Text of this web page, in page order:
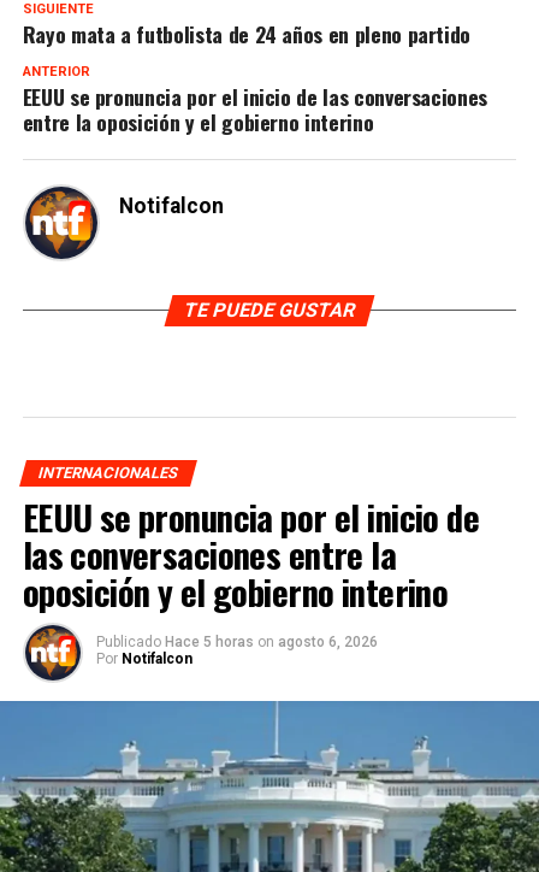
SIGUIENTE
Rayo mata a futbolista de 24 años en pleno partido
ANTERIOR
EEUU se pronuncia por el inicio de las conversaciones
entre la oposición y el gobierno interino
Notifalcon
TE PUEDE GUSTAR
INTERNACIONALES
EEUU se pronuncia por el inicio de
las conversaciones entre la
oposición y el gobierno interino
Publicado Hace 5 horas on agosto 6, 2026
Por Notifalcon